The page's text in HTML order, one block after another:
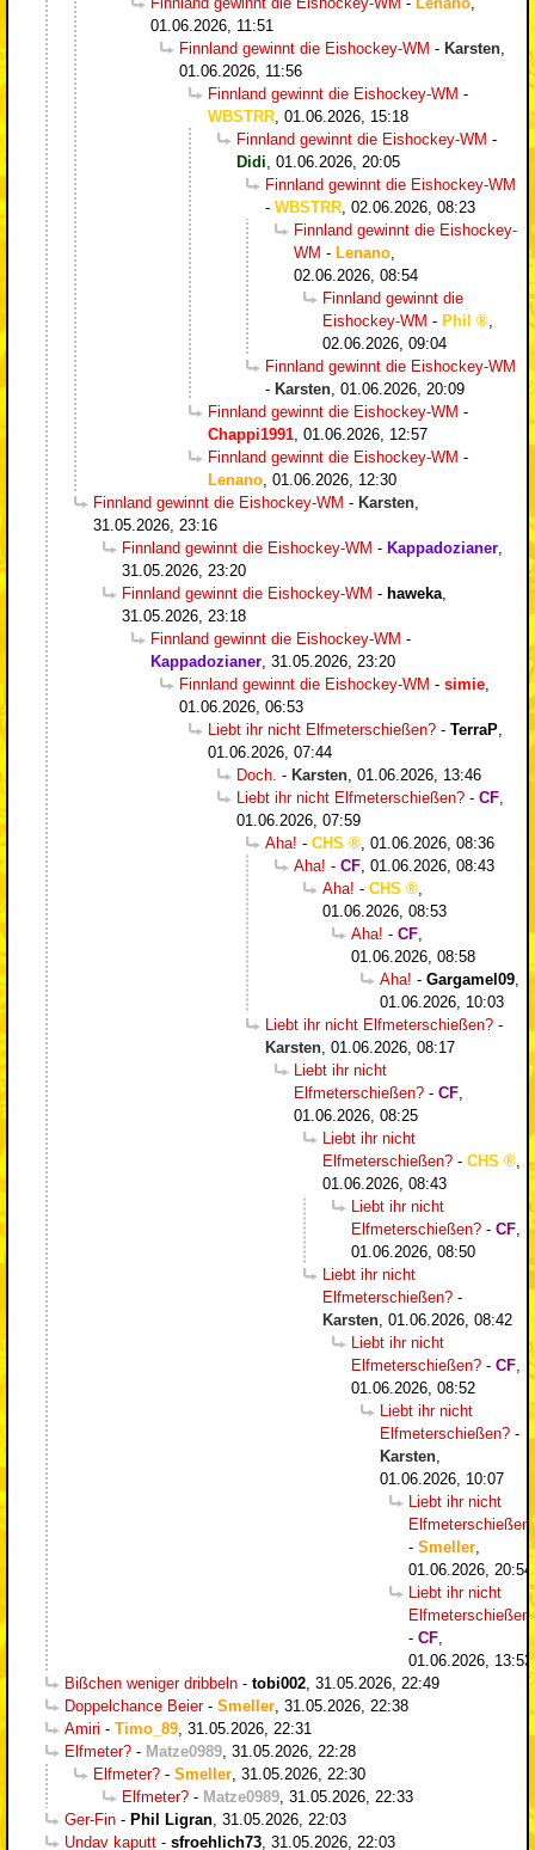
01.06.2026, 11:51
Finnland gewinnt die Eishockey-WM - Karsten
01.06.2026, 11:56
Finnland gewinnt die Eishockey-WM -
WBSTRR 01.06.2026, 15:18
Finnland gewinnt die Eishockey-WM -
Didi 01.06.2026, 20:05
Finnland gewinnt die Eishockey-WM
- WBSTRR 02.06.2026, 08:23
Finnland gewinnt die Eishockey-
WM - Lenano
02.06.2026, 08:54
Finnland gewinnt die
Eishockey-WM - Phil
02.06.2026, 09:04
Finnland gewinnt die Eishockey-WM
- Karsten 01.06.2026, 20:09
Finnland gewinnt die Eishockey-WM -
Chappi1991 01.06.2026, 12:57
Finnland gewinnt die Eishockey-WM -
Lenano 01.06.2026, 12:30
Finnland gewinnt die Eishockey-WM - Karsten
31.05.2026, 23:16
Finnland gewinnt die Eishockey-WM - Kappadozianer
31.05.2026, 23:20
Finnland gewinnt die Eishockey-WM - haweka
31.05.2026, 23:18
Finnland gewinnt die Eishockey-WM -
Kappadozianer 31.05.2026, 23:20
Finnland gewinnt die Eishockey-WM - simie
01.06.2026, 06:53
Liebt ihr nicht Elfmeterschießen? - TerraP
01.06.2026, 07:44
Doch. - Karsten 01.06.2026, 13:46
Liebt ihr nicht Elfmeterschießen? - CF
01.06.2026, 07:59
Aha! - CHS
01.06.2026, 08:36
Aha! - CF 01.06.2026, 08:43
Aha! - CHS
01.06.2026, 08:53
Aha! - CF
01.06.2026, 08:58
Aha! - Gargamel09
01.06.2026, 10:03
Liebt ihr nicht Elfmeterschießen? -
Karsten 01.06.2026, 08:17
Liebt ihr nicht
Elfmeterschießen? - CF
01.06.2026, 08:25
Liebt ihr nicht
Elfmeterschießen? - CHS
01.06.2026, 08:43
Liebt ihr nicht
Elfmeterschießen? - CF
01.06.2026, 08:50
Liebt ihr nicht
Elfmeterschießen? -
Karsten 01.06.2026, 08:42
Liebt ihr nicht
Elfmeterschießen? - CF
01.06.2026, 08:52
Liebt ihr nicht
Elfmeterschießen? -
Karsten
01.06.2026, 10:07
Liebt ihr nicht
- Smeller
01.06.2026, 20:54
Liebt ihr nicht
- CF
01.06.2026, 13:53
Bißchen weniger dribbeln - tobi002 31.05.2026, 22:49
Doppelchance Beier- Smeller 31.05.2026, 22:38
Amiri - Timo_89 31.05.2026, 22:31
Elfmeter? - Matze0989 31.05.2026, 22:28
Elfmeter? - Smeller 31.05.2026, 22:30
Elfmeter? - Matze0989 31.05.2026, 22:33
Ger-Fin - Phil Ligran 31.05.2026, 22:03
Undav kaputt - sfroehlich73 31.05.2026, 22:03